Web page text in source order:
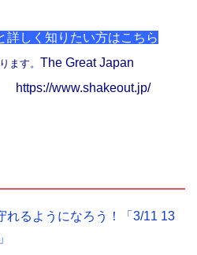
しく知りたい方はこちら
ます。 The Great Japan
https://www.shakeout.jp/
れるようになろう！「3/11 13